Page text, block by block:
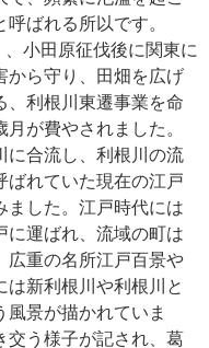
ばれる所以です。
小田原征伐後に関東に
から守り、田畑を広げ
、利根川東遷事業を命
が費やされました。
に合流し、利根川の流
ばれていた現在の江戸
ました。江戸時代には
に運ばれ、流域の町は
広重の名所江戸百景や
は新利根川や利根川と
風景が描かれていま
交う様子が記され、葛